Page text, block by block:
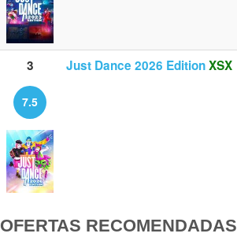
3 Just Dance 2026 EditionXSX
7.5
OFERTAS RECOMENDADAS